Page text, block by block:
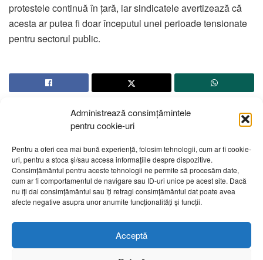
Administrează consimțămintele
pentru cookie-uri
Pentru a oferi cea mai bună experiență, folosim tehnologii, cum ar fi cookie-
uri, pentru a stoca și/sau accesa informațiile despre dispozitive.
Consimțământul pentru aceste tehnologii ne permite să procesăm date,
cum ar fi comportamentul de navigare sau ID-uri unice pe acest site. Dacă
nu îți dai consimțământul sau îți retragi consimțământul dat poate avea
afecte negative asupra unor anumite funcționalități și funcții.
Acceptă
protestele continuă în țară, iar sindicatele avertizează că
acesta ar putea fi doar începutul unei perioade tensionate
pentru sectorul public.
Despre noi Publicitate Contact
Politică de confidențialitate
Cod Deontologic
Grila de programe
Daca sunteti martorul unor evenimente importante vă rugăm
să ne contactați pe email:telembotosani.tv@gmail.com